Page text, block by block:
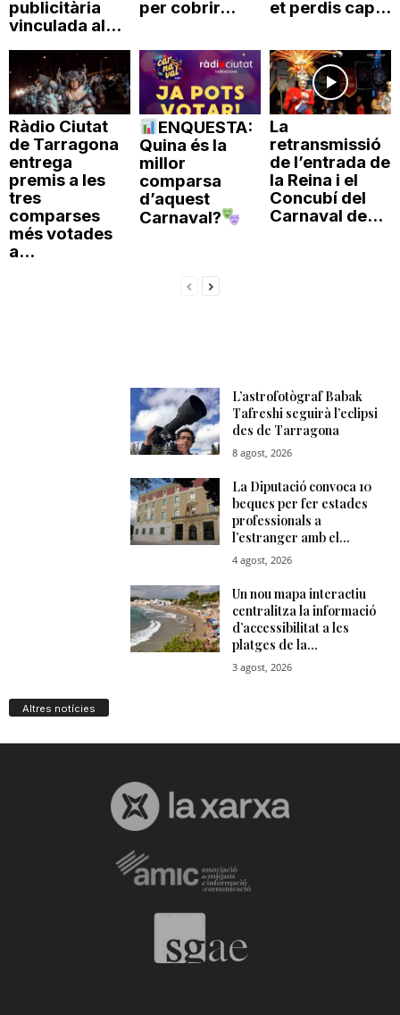
publicitària
vinculada al...
per cobrir... et perdis cap...
Ràdio Ciutat
de Tarragona
entrega
premis a les
tres
comparses
més votades
a...
ENQUESTA:
Quina és la
millor
comparsa
d’aquest
Carnaval?
La
retransmissió
de l’entrada de
la Reina i el
Concubí del
Carnaval de...
Altres notícies